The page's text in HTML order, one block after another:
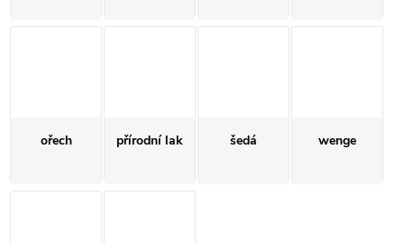
ořech přírodní lak šedá wenge